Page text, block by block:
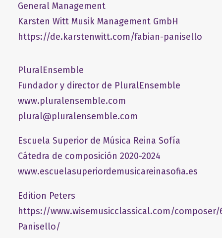
General Management
​Karsten Witt Musik Management GmbH​
https://de.karstenwitt.com/fabian-panisello
PluralEnsemble
Fundador y director de PluralEnsemble
www.pluralensemble.com
plural@pluralensemble.com
Escuela Superior de Música Reina Sofía
Cátedra de composición 2020-2024
www.escuelasuperiordemusicareinasofia.es
Edition Peters
https://www.wisemusicclassical.com/composer/
Panisello/